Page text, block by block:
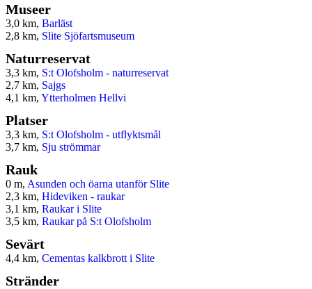
Museer
3,0 km, Barläst
2,8 km, Slite Sjöfartsmuseum
Naturreservat
3,3 km, S:t Olofsholm - naturreservat
2,7 km, Sajgs
4,1 km, Ytterholmen Hellvi
Platser
3,3 km, S:t Olofsholm - utflyktsmål
3,7 km, Sju strömmar
Rauk
0 m, Asunden och öarna utanför Slite
2,3 km, Hideviken - raukar
3,1 km, Raukar i Slite
3,5 km, Raukar på S:t Olofsholm
Sevärt
4,4 km, Cementas kalkbrott i Slite
Stränder